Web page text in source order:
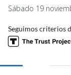
Sábado 19
Seguimos criterios